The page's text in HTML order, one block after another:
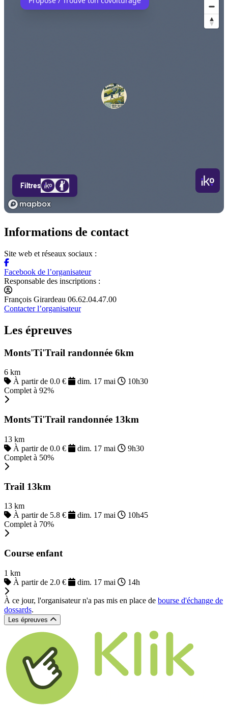
Informations de contact
Site web et réseaux sociaux :
Facebook de l’organisateur
Responsable des inscriptions :
François Girardeau 06.62.04.47.00
Contacter l’organisateur
Les épreuves
Monts'Ti'Trail randonnée 6km
6 km
À partir de 0.0 €
dim. 17 mai
10h30
Complet à 92%
Monts'Ti'Trail randonnée 13km
13 km
À partir de 0.0 €
dim. 17 mai
9h30
Complet à 50%
Trail 13km
13 km
À partir de 5.8 €
dim. 17 mai
10h45
Complet à 70%
Course enfant
1 km
À partir de 2.0 €
dim. 17 mai 14h
À ce jour, l'organisateur n'a pas mis en place de bourse d'échange de
dossards.
Les épreuves